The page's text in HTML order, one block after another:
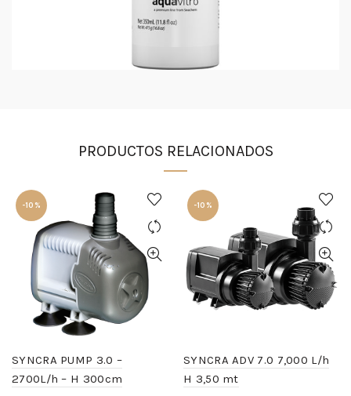
PRODUCTOS RELACIONADOS
-10%
SYNCRA PUMP 3.0 –
2700L/h – H 300cm
-10%
SYNCRA ADV 7.0 7,000 L/h
H 3,50 mt